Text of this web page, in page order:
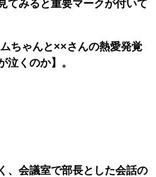
てみると重要マークが付いて
ちゃんと××さんの熱愛発覚
泣くのか】。
、会議室で部長とした会話の